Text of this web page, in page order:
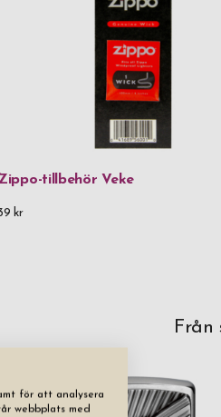
tillbehör Veke
kr
Från
för att analysera
webbplats med